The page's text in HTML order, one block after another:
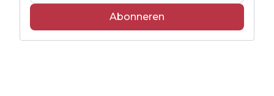
Abonneren